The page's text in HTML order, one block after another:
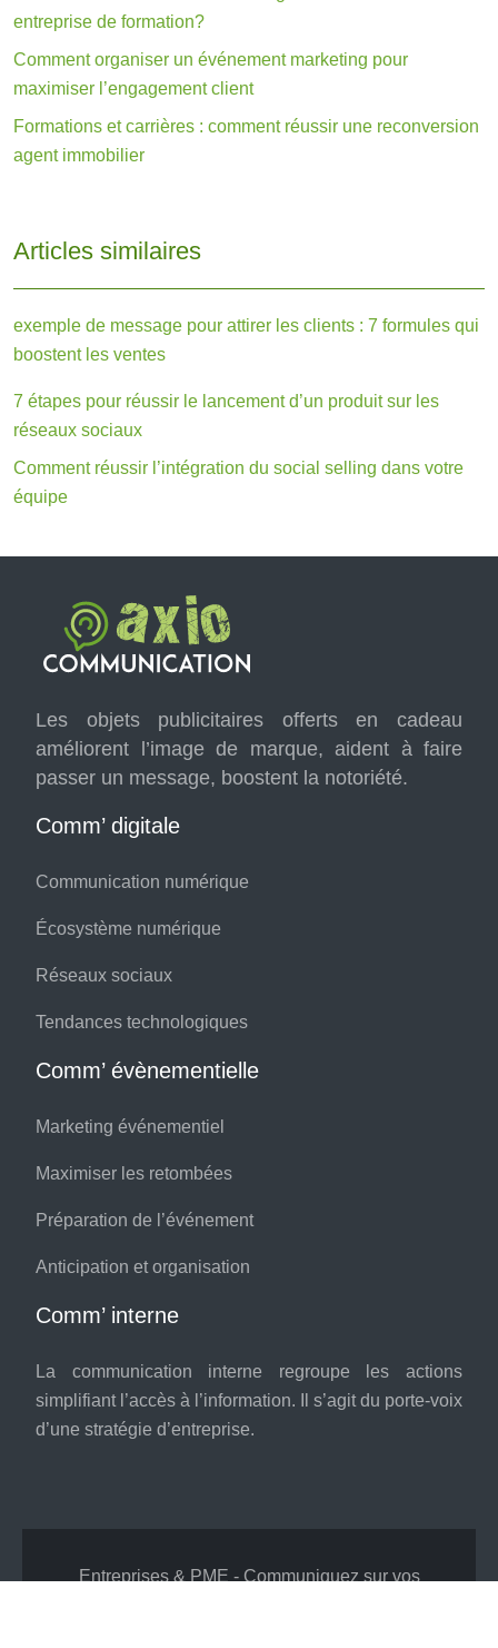
entreprise de formation?
Comment organiser un événement marketing pour
maximiser l’engagement client
Formations et carrières : comment réussir une reconversion
agent immobilier
Articles similaires
exemple de message pour attirer les clients : 7 formules qui
boostent les ventes
7 étapes pour réussir le lancement d’un produit sur les
réseaux sociaux
Comment réussir l’intégration du social selling dans votre
équipe
Les objets publicitaires offerts en cadeau
améliorent l’image de marque, aident à faire
passer un message, boostent la notoriété.
Comm’ digitale
Communication numérique
Écosystème numérique
Réseaux sociaux
Tendances technologiques
Comm’ évènementielle
Marketing événementiel
Maximiser les retombées
Préparation de l’événement
Anticipation et organisation
Comm’ interne
La communication interne regroupe les actions
simplifiant l’accès à l’information. Il s’agit du porte-voix
d’une stratégie d’entreprise.
Entreprises & PME - Communiquez sur vos